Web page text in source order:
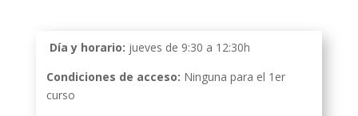
Día y horario: jueves de 9:30 a 12:30h
Condiciones de acceso: Ninguna para el 1er
curso